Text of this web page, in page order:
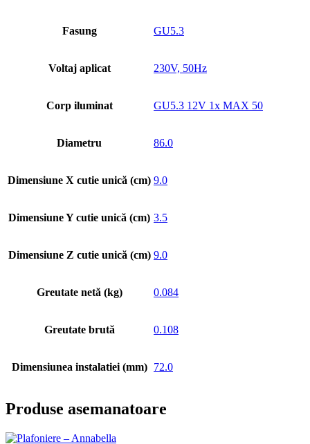
Fasung GU5.3
Voltaj aplicat 230V, 50Hz
Corp iluminat GU5.3 12V 1x MAX 50
Diametru 86.0
Dimensiune X cutie unică (cm) 9.0
Dimensiune Y cutie unică (cm) 3.5
Dimensiune Z cutie unică (cm) 9.0
Greutate netă (kg) 0.084
Greutate brută 0.108
Dimensiunea instalatiei (mm) 72.0
Produse asemanatoare